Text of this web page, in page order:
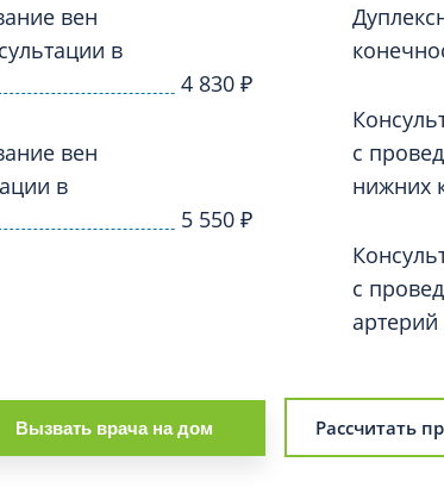
Сестринский
Сомнология
вен
в
4 830 ₽
вен
в
5 550 ₽
с
нижних
с
Вызвать врача на дом Рассчитать